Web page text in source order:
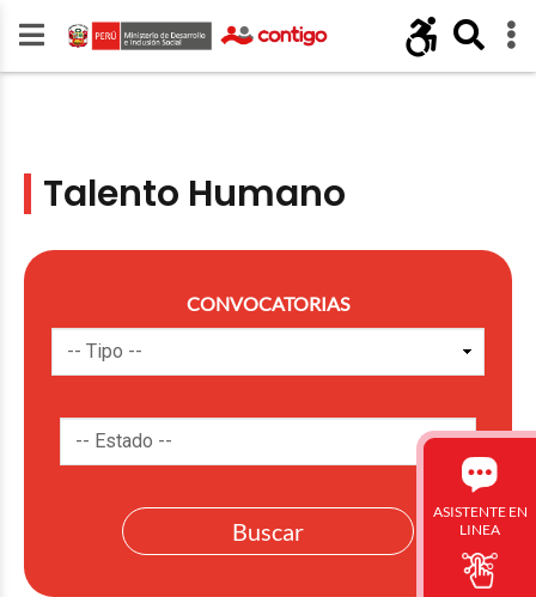
Talento Humano
CONVOCATORIAS
ASISTENTE EN
LINEA